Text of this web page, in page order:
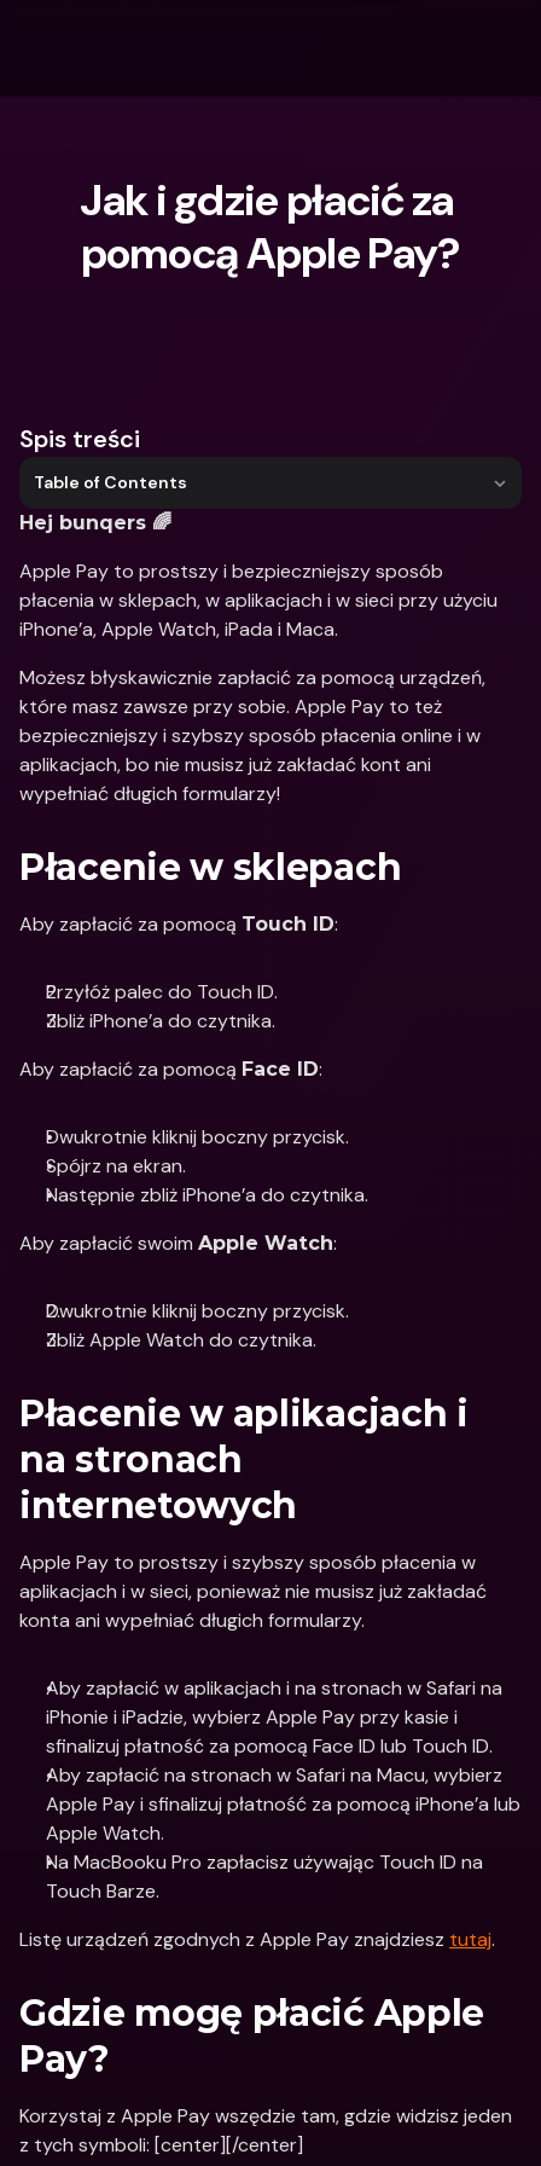
Jak i gdzie płacić za
pomocą Apple Pay?
Spis treści
Table of Contents
Hej bunqers 🌈
Apple Pay to prostszy i bezpieczniejszy sposób
płacenia w sklepach, w aplikacjach i w sieci przy użyciu
iPhone’a, Apple Watch, iPada i Maca.
Możesz błyskawicznie zapłacić za pomocą urządzeń,
które masz zawsze przy sobie. Apple Pay to też
bezpieczniejszy i szybszy sposób płacenia online i w
aplikacjach, bo nie musisz już zakładać kont ani
wypełniać długich formularzy!
Płacenie w sklepach
Aby zapłacić za pomocą Touch ID:
Przyłóż palec do Touch ID.
Zbliż iPhone’a do czytnika.
Aby zapłacić za pomocą Face ID:
Dwukrotnie kliknij boczny przycisk.
Spójrz na ekran.
Następnie zbliż iPhone’a do czytnika.
Aby zapłacić swoim Apple Watch:
Dwukrotnie kliknij boczny przycisk.
Zbliż Apple Watch do czytnika.
Płacenie w aplikacjach i
na stronach
internetowych
Apple Pay to prostszy i szybszy sposób płacenia w
aplikacjach i w sieci, ponieważ nie musisz już zakładać
konta ani wypełniać długich formularzy.
Aby zapłacić w aplikacjach i na stronach w Safari na
iPhonie i iPadzie, wybierz Apple Pay przy kasie i
sfinalizuj płatność za pomocą Face ID lub Touch ID.
Aby zapłacić na stronach w Safari na Macu, wybierz
Apple Pay i sfinalizuj płatność za pomocą iPhone’a lub
Apple Watch.
Na MacBooku Pro zapłacisz używając Touch ID na
Touch Barze.
Listę urządzeń zgodnych z Apple Pay znajdziesz tutaj.
Gdzie mogę płacić Apple
Pay?
Korzystaj z Apple Pay wszędzie tam, gdzie widzisz jeden
z tych symboli: [center][/center]